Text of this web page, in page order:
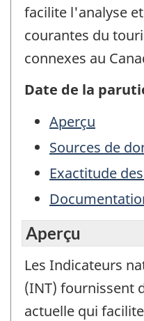
facilite l'analyse
courantes du
connexes au
Date de la
Aperçu
Sources de
Exactitude
Aperçu
Les Indicateurs
(INT) fournissent
actuelle qui